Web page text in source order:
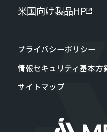
米国向け製品HP
プライバシーポリシー
情報セキュリティ基本方
サイトマップ